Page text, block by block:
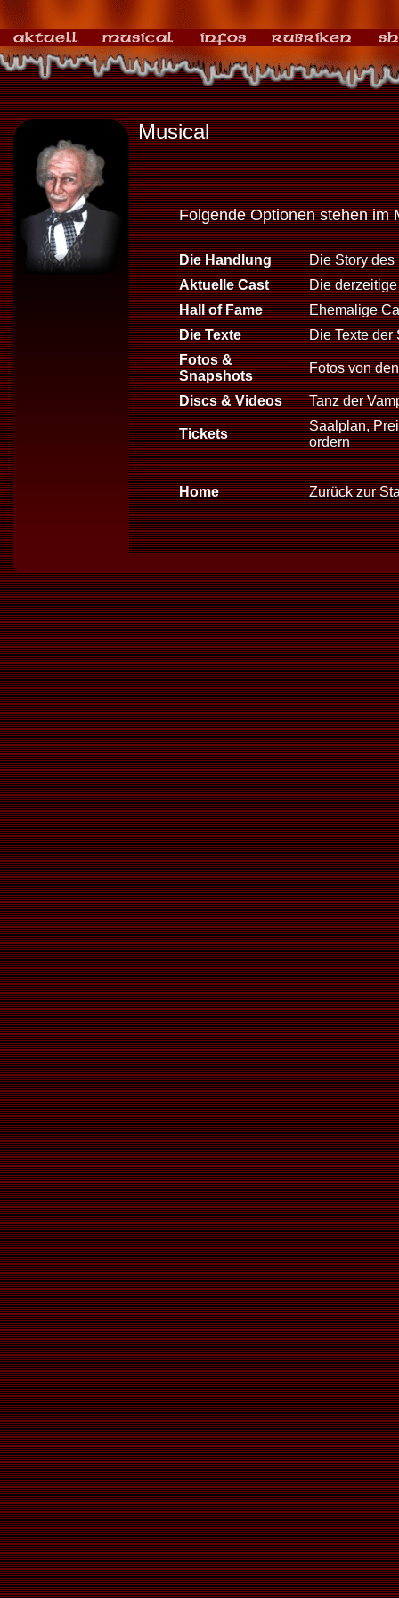
Musical
Folgende Optionen stehen im
Die Handlung
Die Story des
Aktuelle Cast
Die
Hall of Fame
Ehemalige
Die Texte
Die Texte der
Fotos &
Snapshots
Fotos von
Discs & Videos Tanz der
Tickets
Saalplan,
ordern
Home Zurück zur